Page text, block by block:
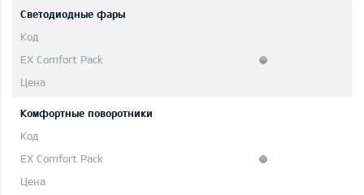
Светодиодные фары
Комфортные поворотники